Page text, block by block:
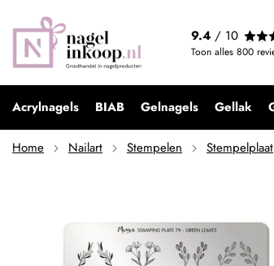
9.4 / 10
Toon alles 800
Acrylnagels BIAB Gelnagels Gellak
Home Nailart Stempelen Stempelplaat